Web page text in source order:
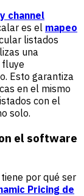
channel
es el mapeo
listados
una
fluye
Esto garantiza
en el mismo
con el
solo.
el software
por qué ser
Pricing de